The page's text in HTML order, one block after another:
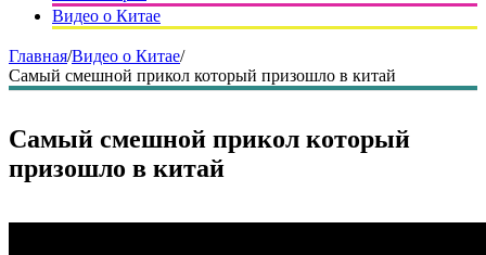
Видео о Китае
Главная/Видео о Китае/
Самый смешной прикол который призошло в китай
Самый смешной прикол который
призошло в китай